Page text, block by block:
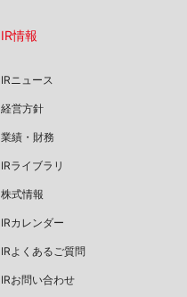
IR情報
IRニュース
経営方針
業績・財務
IRライブラリ
株式情報
IRカレンダー
IRよくあるご質問
IRお問い合わせ